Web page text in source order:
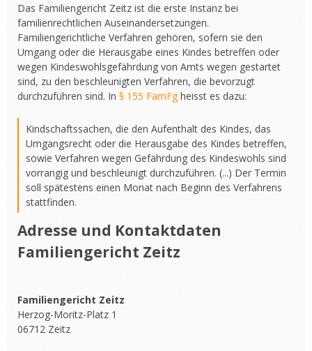
Das Familiengericht Zeitz ist die erste Instanz bei
familienrechtlichen Auseinandersetzungen.
Familiengerichtliche Verfahren gehören, sofern sie den
Umgang oder die Herausgabe eines Kindes betreffen oder
wegen Kindeswohlsgefährdung von Amts wegen gestartet
sind, zu den beschleunigten Verfahren, die bevorzugt
durchzuführen sind. In § 155 FamFgheisst es dazu:
Kindschaftssachen, die den Aufenthalt des Kindes, das
Umgangsrecht oder die Herausgabe des Kindes betreffen,
sowie Verfahren wegen Gefährdung des Kindeswohls sind
vorrangig und beschleunigt durchzuführen. (...) Der Termin
soll spätestens einen Monat nach Beginn des Verfahrens
stattfinden.
Adresse und Kontaktdaten
Familiengericht Zeitz
Familiengericht Zeitz
Herzog-Moritz-Platz 1
06712 Zeitz